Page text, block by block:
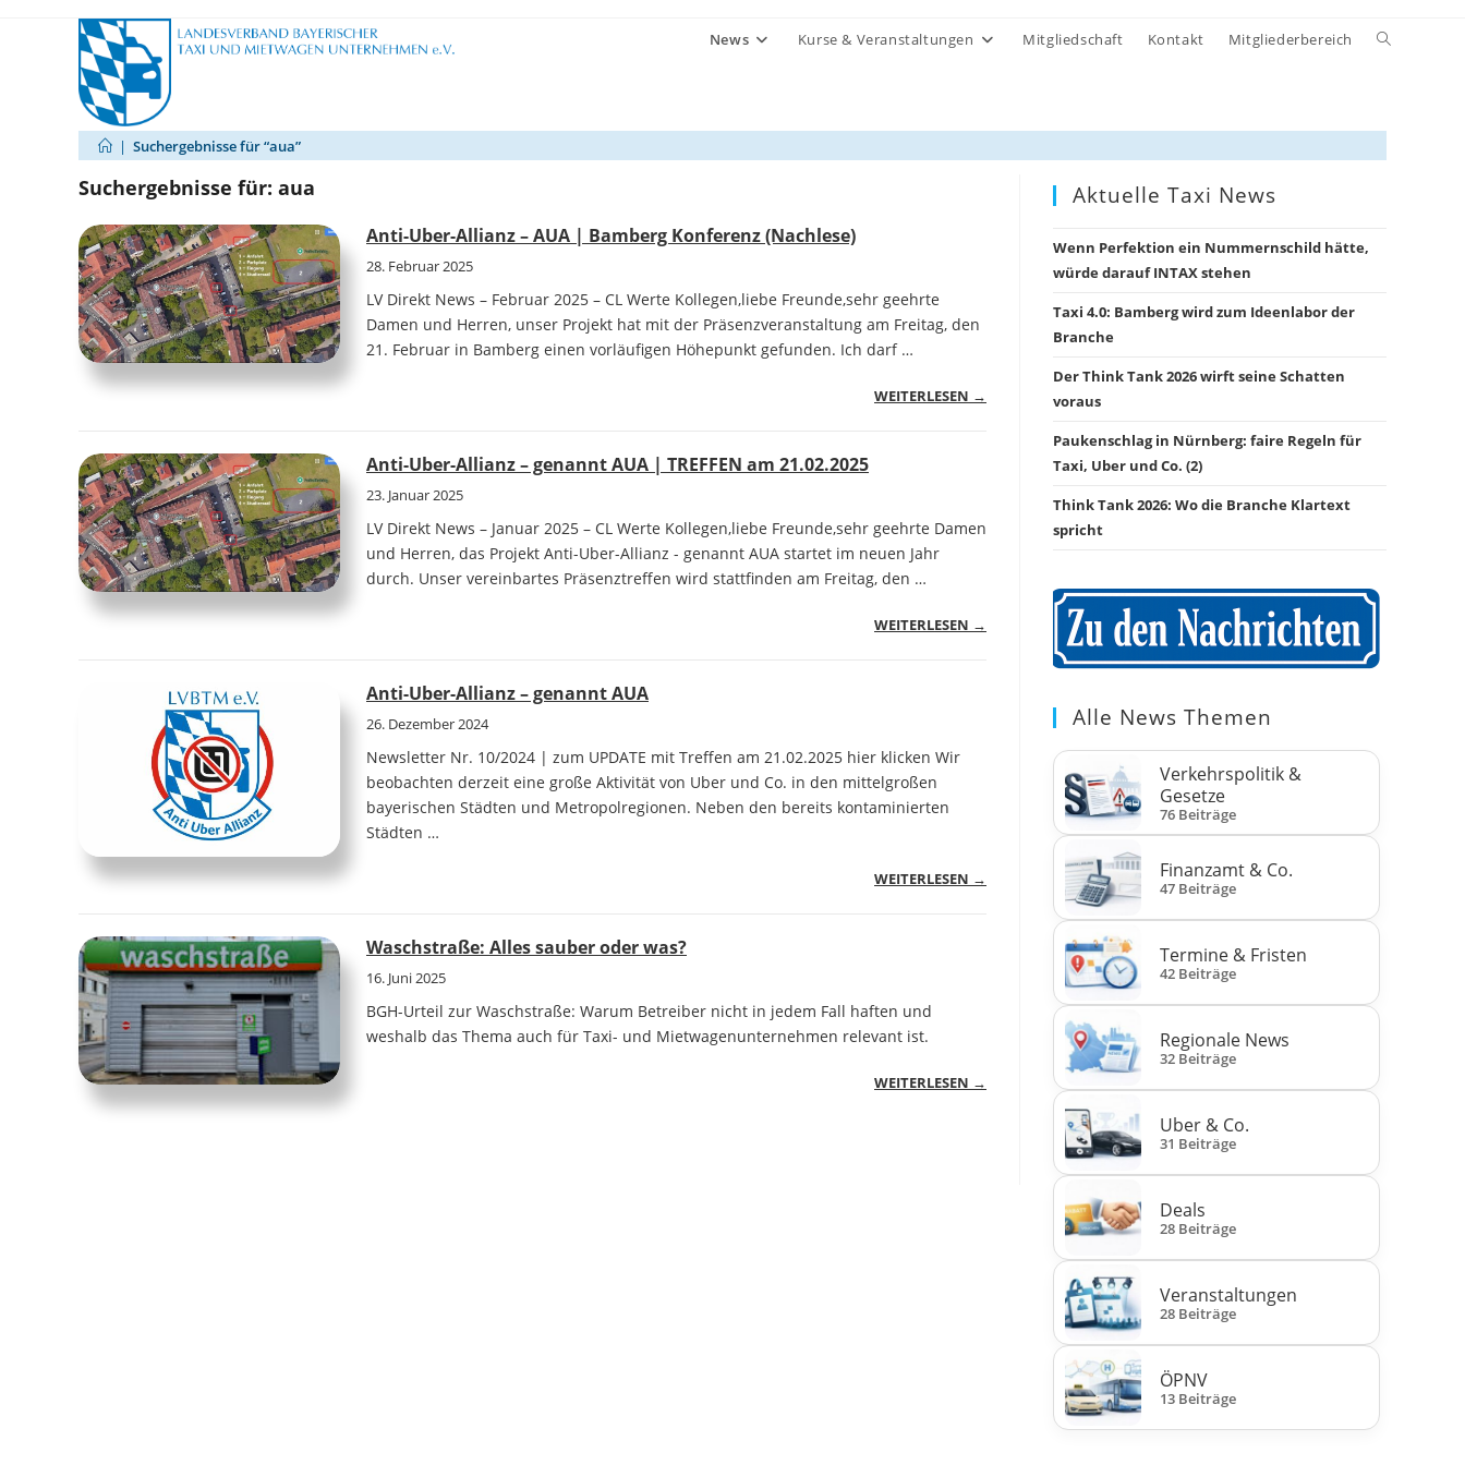
News Kurse & Veranstaltungen Mitgliedschaft Kontakt Mitgliederbereich
Website-
| Suchergebnisse für“aua”
Suchergebnisse für: aua
Anti-Uber-Allianz – AUA | Bamberg Konferenz (Nachlese)
28. Februar 2025
LV Direkt News – Februar 2025 – CL Werte Kollegen,liebe Freunde,sehr geehrte
Damen und Herren, unser Projekt hat mit der Präsenzveranstaltung am Freitag, den
21. Februar in Bamberg einen vorläufigen Höhepunkt gefunden. Ich darf …
WEITERLESEN →
Anti-Uber-Allianz – genannt AUA | TREFFEN am 21.02.2025
23. Januar 2025
LV Direkt News – Januar 2025 – CL Werte Kollegen,liebe Freunde,sehr geehrte Damen
und Herren, das Projekt Anti-Uber-Allianz - genannt AUA startet im neuen Jahr
durch. Unser vereinbartes Präsenztreffen wird stattfinden am Freitag, den …
WEITERLESEN →
Anti-Uber-Allianz – genannt AUA
26. Dezember 2024
Newsletter Nr. 10/2024 | zum UPDATE mit Treffen am 21.02.2025 hier klicken Wir
beobachten derzeit eine große Aktivität von Uber und Co. in den mittelgroßen
bayerischen Städten und Metropolregionen. Neben den bereits kontaminierten
Städten …
WEITERLESEN →
Waschstraße: Alles sauber oder was?
16. Juni 2025
BGH-Urteil zur Waschstraße: Warum Betreiber nicht in jedem Fall haften und
weshalb das Thema auch für Taxi- und Mietwagenunternehmen relevant ist.
WEITERLESEN →
Aktuelle Taxi News
Wenn Perfektion ein Nummernschild hätte,
würde darauf INTAX stehen
Taxi 4.0: Bamberg wird zum Ideenlabor der
Branche
Der Think Tank 2026 wirft seine Schatten
voraus
Paukenschlag in Nürnberg: faire Regeln für
Taxi, Uber und Co. (2)
Think Tank 2026: Wo die Branche Klartext
spricht
Alle News Themen
Verkehrspolitik &
Gesetze
76 Beiträge
Finanzamt & Co.
47 Beiträge
Termine & Fristen
42 Beiträge
Regionale News
32 Beiträge
Uber & Co.
31 Beiträge
Deals
28 Beiträge
Veranstaltungen
28 Beiträge
ÖPNV
13 Beiträge